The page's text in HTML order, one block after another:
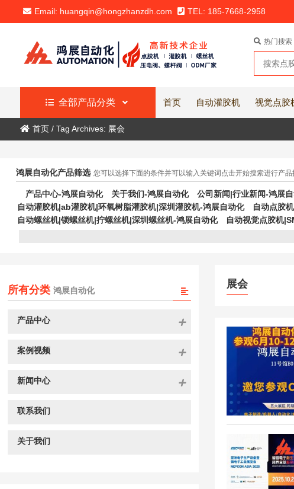
Email: huangqin@hongzhanzdh.com TEL: 185-7668-2958
热门搜索
全部产品分类 首页 自动灌胶机 视觉点胶
首页/ Tag Archives: 展会
鸿展自动化产品筛选 您可以选择下面的条件并可以输入关键词点击开始搜索进行产品
产品中心-鸿展自动化 关于我们-鸿展自动化 公司新闻|行业新闻-鸿展
自动灌胶机|ab灌胶机|环氧树脂灌胶机|深圳灌胶机-鸿展自动化
自动点胶
自动螺丝机|锁螺丝机|拧螺丝机|深圳螺丝机-鸿展自动化
自动视觉点胶机
展会
所有分类 鸿展自动化
产品中心
案例视频
新闻中心
联系我们
关于我们